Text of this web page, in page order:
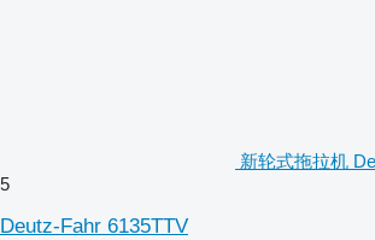
新轮式拖拉机
5
Deutz-Fahr 6135TTV